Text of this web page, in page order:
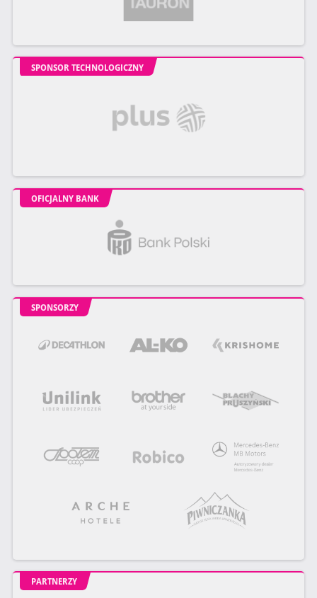
SPONSOR TECHNOLOGICZNY
OFICJALNY BANK
SPONSORZY
PARTNERZY